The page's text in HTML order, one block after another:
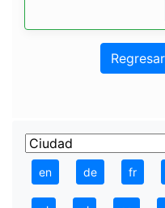
en de fr